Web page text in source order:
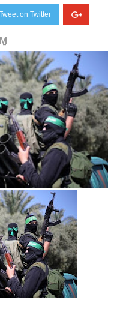
on Twitter